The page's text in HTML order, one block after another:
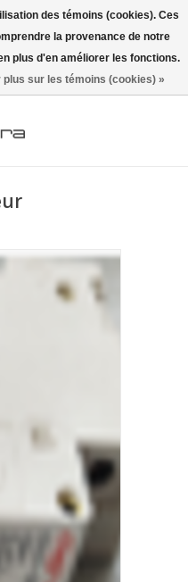
des témoins (cookies). Ces
la provenance de notre
plus d'en améliorer les fonctions.
plus sur les témoins (cookies) »